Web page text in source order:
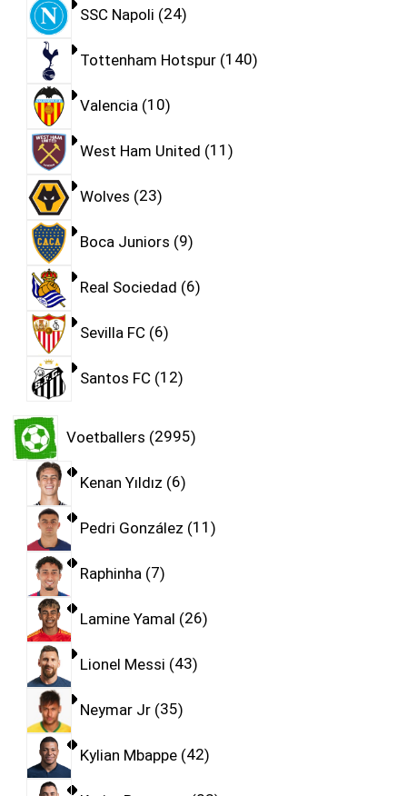
SSC Napoli 24
Tottenham Hotspur 140
Valencia 10
West Ham United 11
Wolves 23
Boca Juniors 9
Real Sociedad 6
Sevilla FC 6
Santos FC 12
Voetballers 2995
Kenan Yıldız 6
Pedri González 11
Raphinha 7
Lamine Yamal 26
Lionel Messi 43
Neymar Jr 35
Kylian Mbappe 42